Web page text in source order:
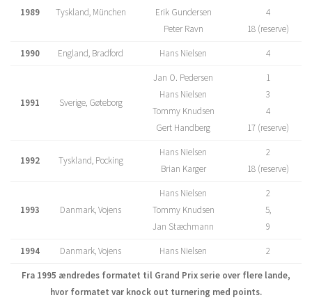
1989 Tyskland, München
Erik Gundersen
Peter Ravn
4
18 (reserve)
1990 England, Bradford Hans Nielsen 4
1991 Sverige, Gøteborg
Jan O. Pedersen
Hans Nielsen
Tommy Knudsen
Gert Handberg
1
3
4
17 (reserve)
1992 Tyskland, Pocking
Hans Nielsen
Brian Karger
2
18 (reserve)
1993 Danmark, Vojens
Hans Nielsen
Tommy Knudsen
Jan Stæchmann
2
5,
9
1994 Danmark, Vojens Hans Nielsen 2
Fra 1995 ændredes formatet til Grand Prix serie over flere lande,
hvor formatet var knock out turnering med points.